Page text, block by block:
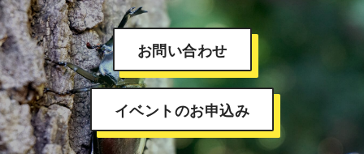
お問い合わせ
イベントのお申込み